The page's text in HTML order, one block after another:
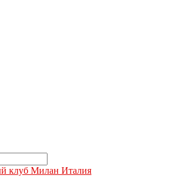
клуб Милан Италия